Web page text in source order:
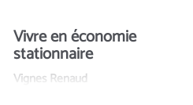
Vivre en économie
stationnaire
Vignes Renaud